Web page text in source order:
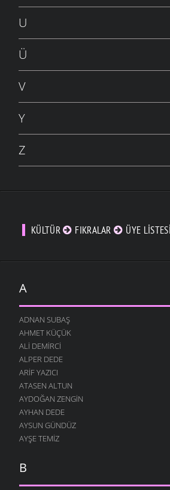
U
Ü
V
Y
Z
KÜLTÜR FIKRALAR ÜYE LISTESI
A
ADNAN SUBAŞ
AHMET KÜÇÜK
ALI DEMIRCI
ALPER DEDE
ARIF YAZICI
ATASEN ALTUN
AYDOĞAN ZENGIN
AYHAN DEDE
AYSUN GÜNDÜZ
AYŞE TEMIZ
B